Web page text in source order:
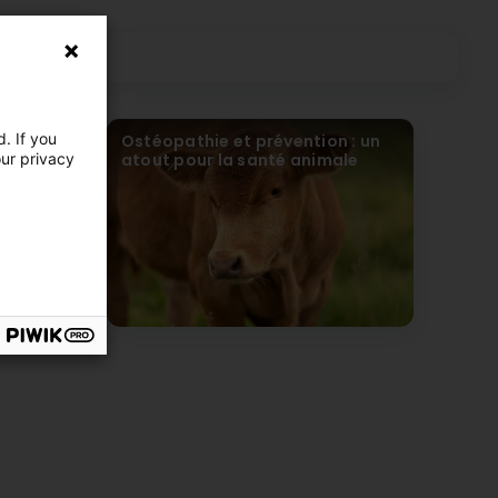
: une
Ostéopathie et prévention : un
atout pour la santé animale
If you
privacy